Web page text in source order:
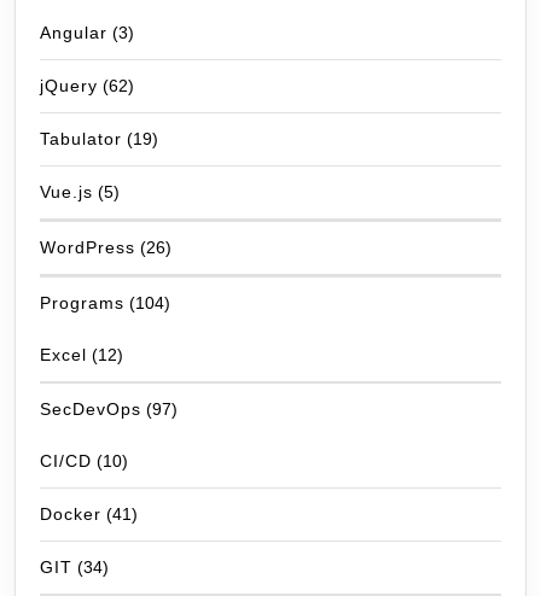
Angular (3)
jQuery (62)
Tabulator (19)
Vue.js (5)
WordPress (26)
Programs (104)
Excel (12)
SecDevOps (97)
CI/CD (10)
Docker (41)
GIT (34)